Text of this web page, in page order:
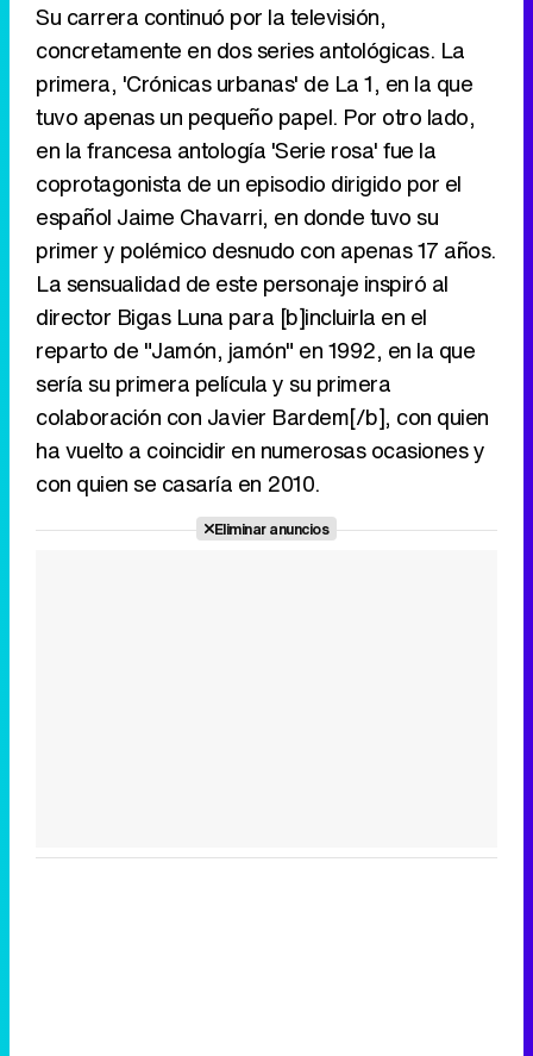
Su carrera continuó por la televisión,
concretamente en dos series antológicas. La
primera, 'Crónicas urbanas' de La 1, en la que
tuvo apenas un pequeño papel. Por otro lado,
en la francesa antología 'Serie rosa' fue la
coprotagonista de un episodio dirigido por el
español Jaime Chavarri, en donde tuvo su
primer y polémico desnudo con apenas 17 años.
La sensualidad de este personaje inspiró al
director Bigas Luna para [b]incluirla en el
reparto de "Jamón, jamón" en 1992, en la que
sería su primera película y su primera
colaboración con Javier Bardem[/b], con quien
ha vuelto a coincidir en numerosas ocasiones y
con quien se casaría en 2010.
Eliminar anuncios